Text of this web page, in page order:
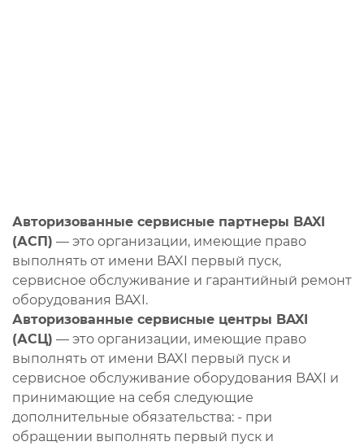
Авторизованные сервисные партнеры BAXI
(АСП) — это организации, имеющие право
выполнять от имени BAXI первый пуск,
сервисное обслуживание и гарантийный ремонт
оборудования BAXI.
Авторизованные сервисные центры BAXI
(АСЦ) — это организации, имеющие право
выполнять от имени BAXI первый пуск и
сервисное обслуживание оборудования BAXI и
принимающие на себя следующие
дополнительные обязательства: - при
обращении выполнять первый пуск и